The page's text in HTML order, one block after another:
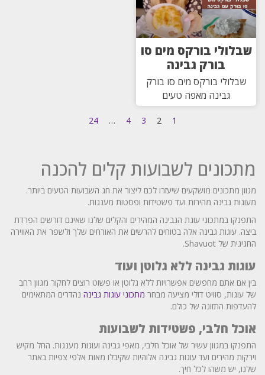
שבלולי בורקס מים סו
בורק גבינה
שבלולי בורקס מים סו בורק
גבינה מאפה טעים
1
2
3
4
…
24
מתכונים לשבועות קלים להכנה
מגוון מתכונים מושקעים שיעזרו לכם ליצור את חג השבועות הטעים ביותר.
מעוגות גבינה מהירות ועד פשטידות ופסטות מענגות.
התפנקו במתכוני עוגת הגבינה המהירים והקלים שלנו שאינם דורשים הפרדת
ביצה. עוגות גבינה אלה בטוחים להרשים את האורחים שלך ולשפר את האווירה
החגיגית של Shavuot.
עוגות גבינה ללא גלוטן ועוד
בין אם אתם מחפשים אפשרויות ללא גלוטן או פשוט רוצים לחקור מגוון רחב
של עוגות, סוויט דולי מציעה מבחר מתכוני עוגות גבינה נהדרים המתאימים
להעדפות התזונה של כולם.
אוכל חלבי, פשטידות לשבועות
התפנקו במגוון עשיר של אוכל חלבי, מאפי גבינה ועוגות מענגות. החל מקיש
וירקות מהירים ועד עוגות גבינה אלוהיות שקיבלו מאות אלפי צפיות באתר
שלנו, יש משהו לכל חיך.